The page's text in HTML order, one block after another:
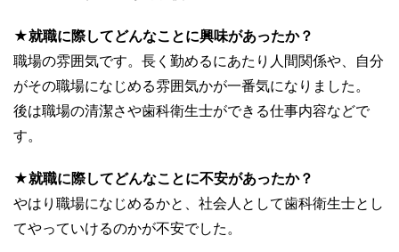
★就職に際してどんなことに興味があったか？
職場の雰囲気です。長く勤めるにあたり人間関係や、自分
がその職場になじめる雰囲気かが一番気になりました。
後は職場の清潔さや歯科衛生士ができる仕事内容などで
す。
★就職に際してどんなことに不安があったか？
やはり職場になじめるかと、社会人として歯科衛生士とし
てやっていけるのかが不安でした。